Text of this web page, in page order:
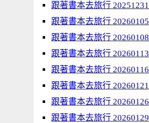
跟著書本去旅行 20251231
跟著書本去旅行 20260105
跟著書本去旅行 20260108
跟著書本去旅行 20260113
跟著書本去旅行 20260116
跟著書本去旅行 20260121
跟著書本去旅行 20260126
跟著書本去旅行 20260129